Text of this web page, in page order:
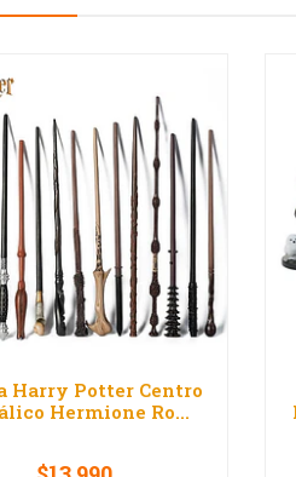
Harry Potter Centro
Hermione Ro...